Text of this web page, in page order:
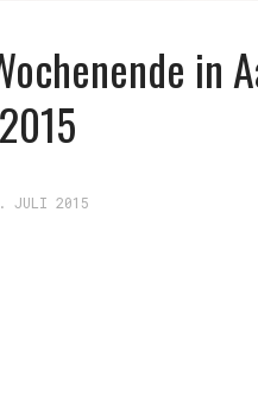
in
JULI 2015